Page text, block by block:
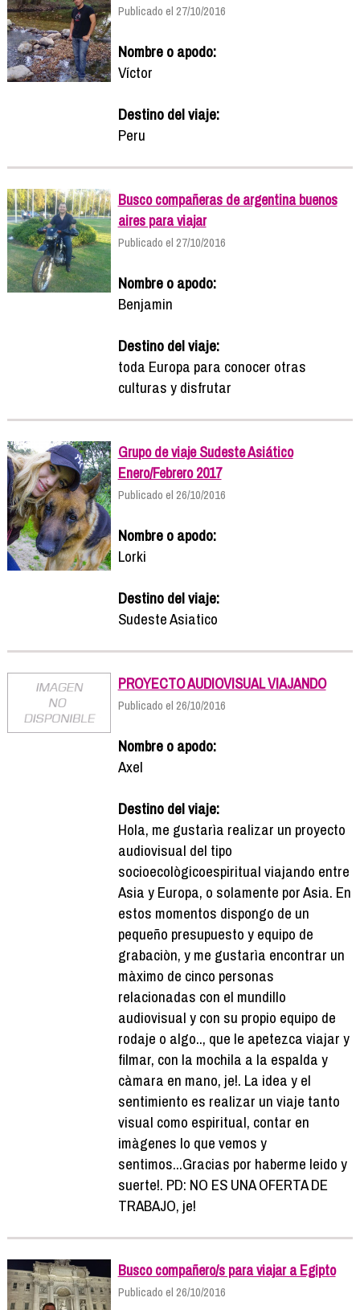
Publicado el 27/10/2016
Nombre o apodo:
Víctor
Destino del viaje:
Peru
Busco compañeras de argentina buenos
aires para viajar
Publicado el 27/10/2016
Nombre o apodo:
Benjamin
Destino del viaje:
toda Europa para conocer otras
culturas y disfrutar
Grupo de viaje Sudeste Asiático
Enero/Febrero 2017
Publicado el 26/10/2016
Nombre o apodo:
Lorki
Destino del viaje:
Sudeste Asiatico
PROYECTO AUDIOVISUAL VIAJANDO
Publicado el 26/10/2016
Nombre o apodo:
Axel
Destino del viaje:
Hola, me gustarìa realizar un proyecto
audiovisual del tipo
socioecològicoespiritual viajando entre
Asia y Europa, o solamente por Asia. En
estos momentos dispongo de un
pequeño presupuesto y equipo de
grabaciòn, y me gustarìa encontrar un
màximo de cinco personas
relacionadas con el mundillo
audiovisual y con su propio equipo de
rodaje o algo.., que le apetezca viajar y
filmar, con la mochila a la espalda y
càmara en mano, je!. La idea y el
sentimiento es realizar un viaje tanto
visual como espiritual, contar en
imàgenes lo que vemos y
sentimos...Gracias por haberme leido y
suerte!. PD: NO ES UNA OFERTA DE
TRABAJO, je!
Busco compañero/s para viajar a Egipto
Publicado el 26/10/2016